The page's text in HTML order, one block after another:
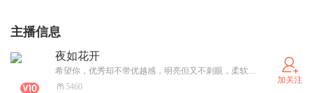
主播信息
夜如花开
希望你，优秀却不带优越感，明亮但又不刺眼，柔软却很有力量感，自信又懂得去收敛~在有人仰慕和给予你能量的同时，也能照顾好你的自卑感…
5460
加关注